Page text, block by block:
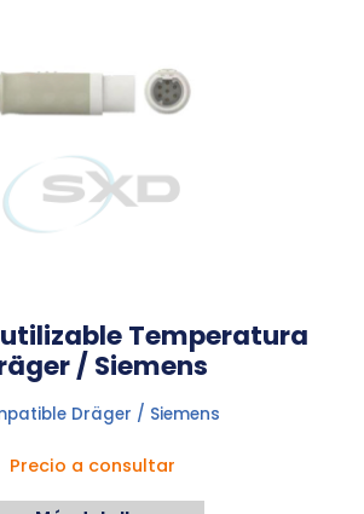
Temperatura
/ Siemens
Dräger / Siemens
Precio a consultar